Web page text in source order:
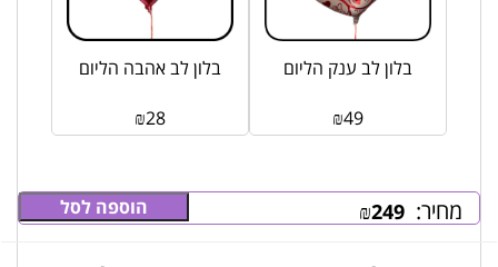
מחיר: ₪249 הוספה לסל
בלון לב אהבה הליום
₪28
בלון לב ענק הליום
₪49